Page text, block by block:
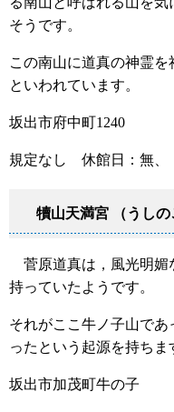
そうです。
この南山に道真の神霊
といわれています。
坂出市府中町1240
規定なし 休館日：無
犢山天満宮 （うしの
菅原道真は，風光明媚
持っていたようです。
それがここ牛ノ子山で
ったという起源を持ちま
坂出市加茂町牛の子